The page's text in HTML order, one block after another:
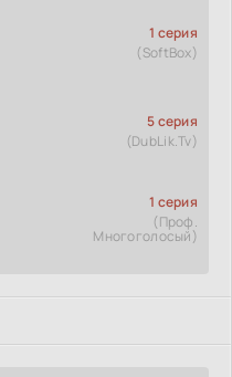
1 серия
(SoftBox)
5 серия
(DubLik.Tv)
1 серия
(Проф.
Многоголосый)